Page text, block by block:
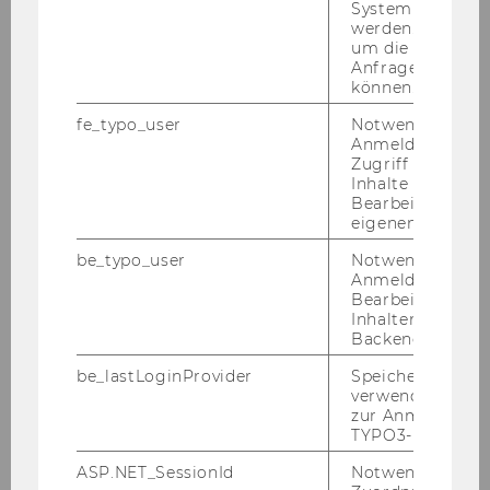
men­schlie­ßen und auf­ein­an­der ab­stim­men.
Eine wei­te­re Her­aus­for­de­rung für das Ma­nage­
ment von di­gi­ta­len Öko­sys­te­men ist die Ein­bin­
dung neuer Be­tei­lig­ter. Di­gi­ta­le Öko­sys­te­me
teur/in einen klar de­fi­nier­ten Nut­zen dar­aus
zie­hen kann. Es braucht ge­mein­sa­me Ziele
und vor allem klare Re­geln, wie in­ner­halb des
Öko­sys­tems Ren­di­ten, Zu­gang zu Kund/inn/en
und In­for­ma­ti­on ge­teilt wer­den. Für Kon­su­
ment/inn/en stellt sich dabei oft die Frage, wie
genau sie die Re­geln der Öko­sys­te­me ken­nen,
in denen sie sich be­we­gen. Pro­fes­so­rin Ve­re­na
Dor­ner wird diese The­men in ihrem Vor­trag
eben­so er­läu­tern wie die Frage, wel­che Rol­len
Kon­su­ment/inn/en in die­sen Öko­sys­te­men ein­
neh­men und wie sie diese mit­ge­stal­ten kön­
System
werden.
um die Antwort
Anfrage
können.
fe_typo_user
Notwendig für
Anmeldung und
Zugriff auf
Inhalte oder zur
Bearbeitung des
eigenen Profils.
be_typo_user
Notwendig für
Anmeldung und
Bearbeitung von
Inhalten im
Backend.
be_lastLoginProvider
Speichert die
verwendete
zur Anmeldung
TYPO3-Backend.
ASP.NET_SessionId
Notwendig, um